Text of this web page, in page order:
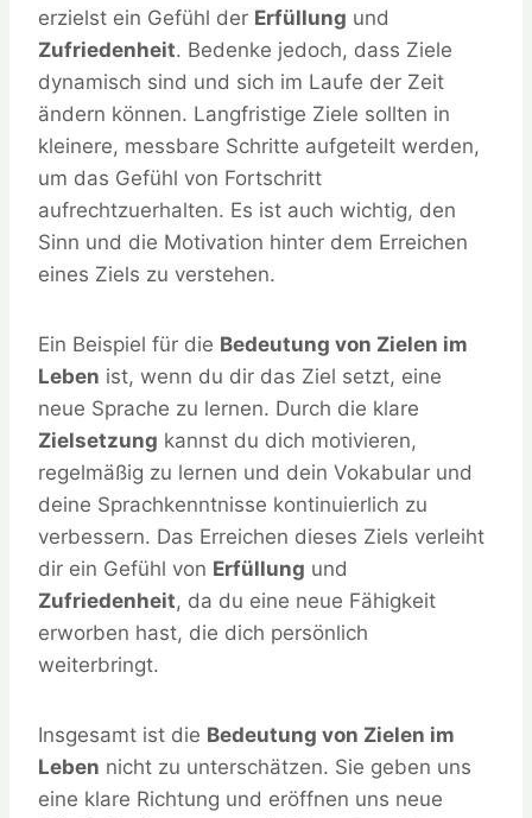
erzielst ein Gefühl der Erfüllung und
Zufriedenheit. Bedenke jedoch, dass Ziele
dynamisch sind und sich im Laufe der Zeit
ändern können. Langfristige Ziele sollten in
kleinere, messbare Schritte aufgeteilt werden,
um das Gefühl von Fortschritt
aufrechtzuerhalten. Es ist auch wichtig, den
Sinn und die Motivation hinter dem Erreichen
eines Ziels zu verstehen.
Ein Beispiel für die Bedeutung von Zielen im
Leben ist, wenn du dir das Ziel setzt, eine
neue Sprache zu lernen. Durch die klare
Zielsetzung kannst du dich motivieren,
regelmäßig zu lernen und dein Vokabular und
deine Sprachkenntnisse kontinuierlich zu
verbessern. Das Erreichen dieses Ziels verleiht
dir ein Gefühl von Erfüllung und
Zufriedenheit, da du eine neue Fähigkeit
erworben hast, die dich persönlich
weiterbringt.
Insgesamt ist die Bedeutung von Zielen im
Leben nicht zu unterschätzen. Sie geben uns
eine klare Richtung und eröffnen uns neue